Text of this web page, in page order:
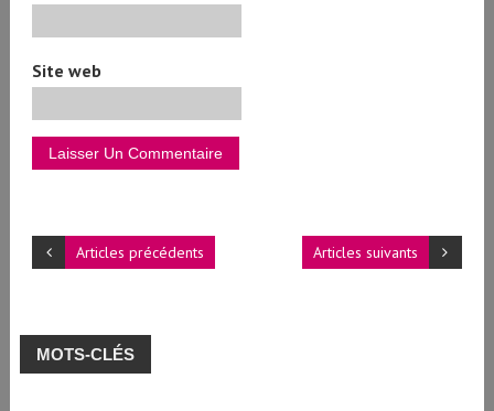
Site web
Articles suivants
Articles précédents
MOTS-CLÉS